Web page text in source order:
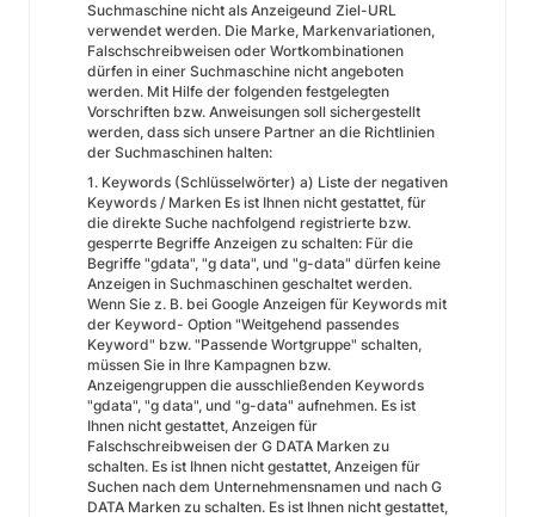
Suchmaschine nicht als Anzeigeund Ziel-URL
verwendet werden. Die Marke, Markenvariationen,
Falschschreibweisen oder Wortkombinationen
dürfen in einer Suchmaschine nicht angeboten
werden. Mit Hilfe der folgenden festgelegten
Vorschriften bzw. Anweisungen soll sichergestellt
werden, dass sich unsere Partner an die Richtlinien
der Suchmaschinen halten:
1. Keywords (Schlüsselwörter) a) Liste der negativen
Keywords / Marken Es ist Ihnen nicht gestattet, für
die direkte Suche nachfolgend registrierte bzw.
gesperrte Begriffe Anzeigen zu schalten: Für die
Begriffe "gdata", "g data", und "g-data" dürfen keine
Anzeigen in Suchmaschinen geschaltet werden.
Wenn Sie z. B. bei Google Anzeigen für Keywords mit
der Keyword- Option "Weitgehend passendes
Keyword" bzw. "Passende Wortgruppe" schalten,
müssen Sie in Ihre Kampagnen bzw.
Anzeigengruppen die ausschließenden Keywords
"gdata", "g data", und "g-data" aufnehmen. Es ist
Ihnen nicht gestattet, Anzeigen für
Falschschreibweisen der G DATA Marken zu
schalten. Es ist Ihnen nicht gestattet, Anzeigen für
Suchen nach dem Unternehmensnamen und nach G
DATA Marken zu schalten. Es ist Ihnen nicht gestattet,